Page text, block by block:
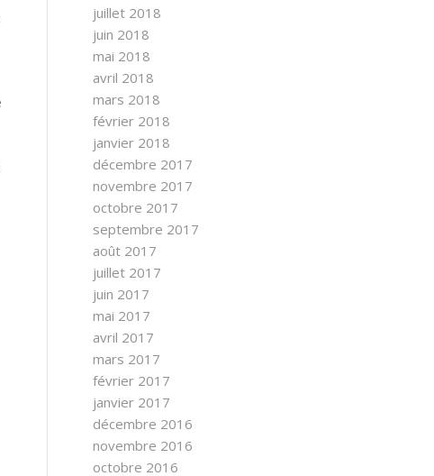
juillet 2018
juin 2018
mai 2018
avril 2018
mars 2018
février 2018
janvier 2018
décembre 2017
novembre 2017
octobre 2017
septembre 2017
août 2017
juillet 2017
juin 2017
mai 2017
avril 2017
mars 2017
février 2017
janvier 2017
décembre 2016
novembre 2016
octobre 2016